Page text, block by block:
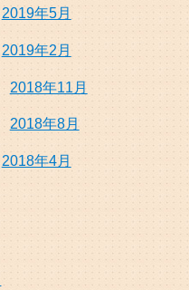
2019年5月
2019年2月
2018年11月
2018年8月
2018年4月